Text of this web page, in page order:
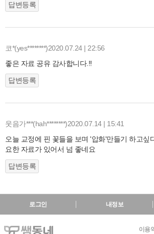
답변등록
코*(yes********)2020.07.24 | 22:56
좋은 자료 공유 감사합니다.!!
답변등록
웃음가***(hah********)2020.07.14 | 15:41
오늘 교정에 핀 꽃들을 보며 '압화'만들기 하고싶
요한 자료가 있어서 넘 좋네요
답변등록
로그인 내정보
이용